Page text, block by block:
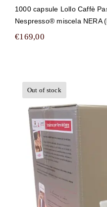
1000 capsule Lollo Caffè
Nespresso® miscela NERA
€169,00
Out of stock
200